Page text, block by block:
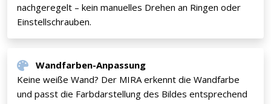
nachgeregelt – kein manuelles Drehen an Ringen oder
Einstellschrauben.
Wandfarben-Anpassung
Keine weiße Wand? Der MIRA erkennt die Wandfarbe
und passt die Farbdarstellung des Bildes entsprechend